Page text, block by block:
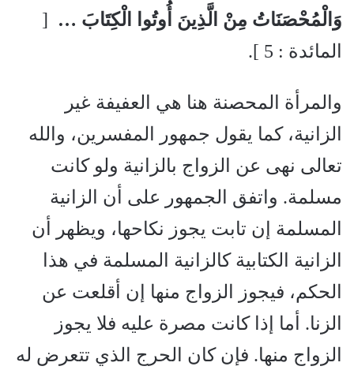
وَالْمُحْصَنَاتُ مِنْ الَّذِينَ أُوتُوا الْكِتَابَ …
[
المائدة : 5 ].
والمرأة المحصنة هنا هي العفيفة غير
الزانية، كما يقول جمهور المفسرين، والله
تعالى نهى عن الزواج بالزانية ولو كانت
مسلمة. واتفق الجمهور على أن الزانية
المسلمة إن تابت يجوز نكاحها، ويظهر أن
الزانية الكتابية كالزانية المسلمة في هذا
الحكم، فيجوز الزواج منها إن أقلعت عن
الزنا. أما إذا كانت مصرة عليه فلا يجوز
الزواج منها. فإن كان الحرج الذي تتعرض له